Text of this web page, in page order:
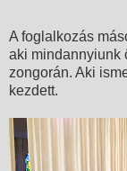
A foglalkozás
aki mindannyiunk
zongorán. Aki
kezdett.